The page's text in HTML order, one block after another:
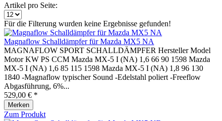
Artikel pro Seite:
Für die Filterung wurden keine Ergebnisse gefunden!
Magnaflow Schalldämpfer für Mazda MX5 NA
MAGNAFLOW SPORT SCHALLDÄMPFER Hersteller Model
Motor KW PS CCM Mazda MX-5 I (NA) 1,6 66 90 1598 Mazda
MX-5 I (NA) 1,6 85 115 1598 Mazda MX-5 I (NA) 1,8 96 130
1840 -Magnaflow typischer Sound -Edelstahl poliert -Freeflow
Abgasführung, 6%...
529,00 € *
Merken
Zum Produkt